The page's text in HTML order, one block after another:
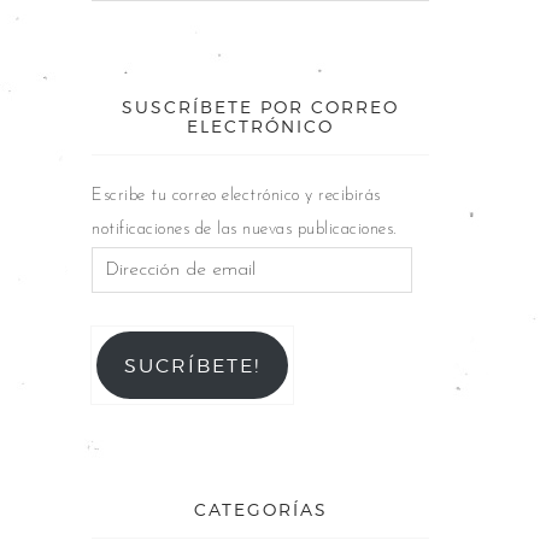
SUSCRÍBETE POR CORREO
ELECTRÓNICO
Escribe tu correo electrónico y recibirás
notificaciones de las nuevas publicaciones.
SUCRÍBETE!
CATEGORÍAS